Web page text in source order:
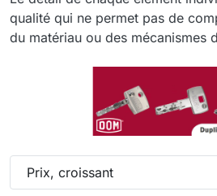
qualité qui ne permet pas de
du matériau ou des mécanismes
Prix, croissant